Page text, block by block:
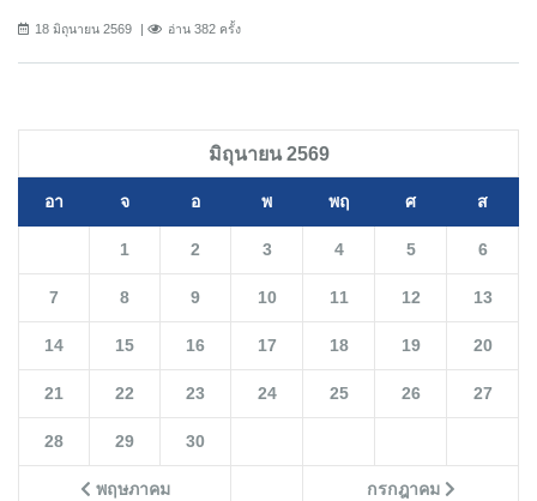
18 มิถุนายน 2569 อ่าน 382 ครั้ง
มิถุนายน 2569
อา จ อ พ พฤ ศ ส
พฤษภาคม กรกฎาคม
1 2 3 4 5 6
7 8 9 10 11 12 13
14 15 16 17 18 19 20
21 22 23 24 25 26 27
28 29 30